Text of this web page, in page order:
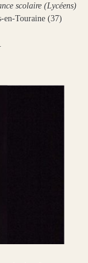
scolaire (Lycéens)
en-Touraine (37)